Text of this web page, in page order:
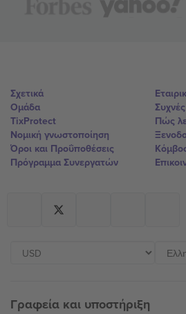
Σχετικά
Ομάδα
TixProtect
Νομική γνωστοποίηση
Όροι και Προΰποθέσεις
Πρόγραμμα Συνεργατών
Πώς
Γραφεία και υποστήριξη